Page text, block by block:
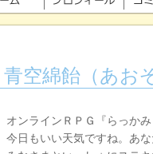
青空綿飴（あお
オンラインＲＰＧ『らっか
今日もいい天気ですね。あ